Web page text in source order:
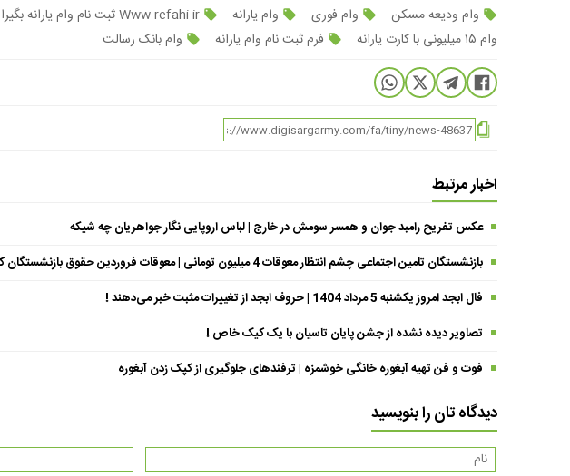
وام ودیعه مسکن وام فوری وام یارانه
وام ۱۵ میلیونی با کارت یارانه
فرم ثبت نام وام یارانه وام بانک رسالت
اخبار مرتبط
عکس تفریح رامبد جوان و همسر سومش در خارج | لباس اروپایی نگار جواهریان چه شیکه
بازنشستگان تامین اجتماعی چشم انتظار معوقات 4 میلیون تومانی | معوقات فروردین حقوق بازنشستگان کی واریز می شود ؟
فال ابجد امروز یکشنبه 5 مرداد 1404 | حروف ابجد از تغییرات مثبت خبر می‌دهند !
تصاویر دیده نشده از جشن پایان تاسیان با یک کیک خاص !
فوت و فن تهیه آبغوره خانگی خوشمزه | ترفندهای جلوگیری از کپک زدن آبغوره
دیدگاه تان را بنویسید